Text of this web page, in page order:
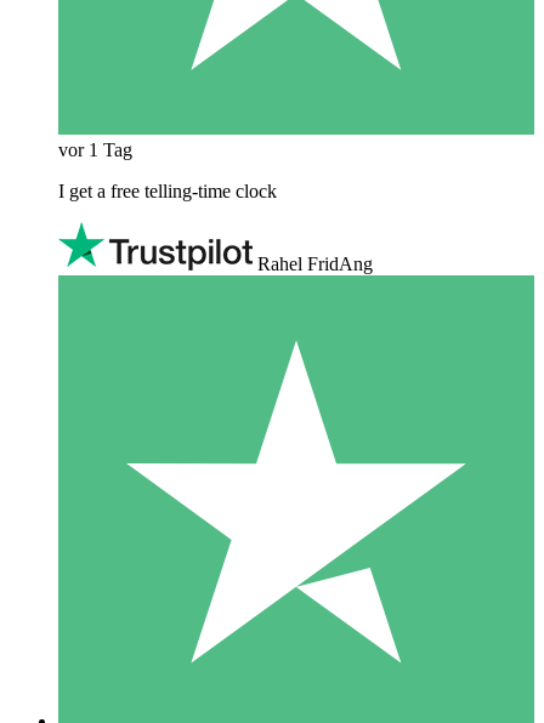
vor 1 Tag
I get a free telling-time clock
Rahel FridAng